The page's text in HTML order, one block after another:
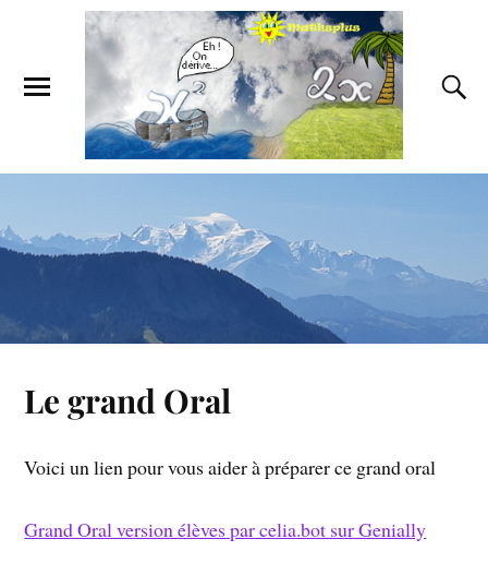
Le grand Oral
Voici un lien pour vous aider à préparer ce grand oral
Grand Oral version élèves par celia.bot sur Genially